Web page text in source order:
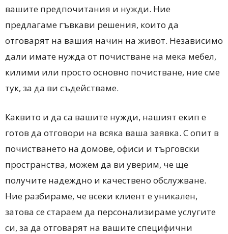
вашите предпочитания и нужди. Ние
предлагаме гъвкави решения, които да
отговарят на вашия начин на живот. Независимо
дали имате нужда от почистване на мека мебел,
килими или просто основно почистване, ние сме
тук, за да ви съдействаме.
Каквито и да са вашите нужди, нашият екип е
готов да отговори на всяка ваша заявка. С опит в
почистването на домове, офиси и търговски
пространства, можем да ви уверим, че ще
получите надеждно и качествено обслужване.
Ние разбираме, че всеки клиент е уникален,
затова се стараем да персонализираме услугите
си, за да отговарят на вашите специфични